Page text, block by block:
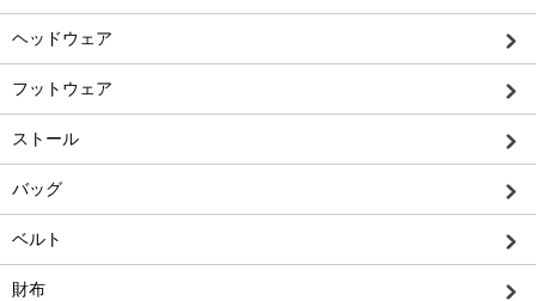
ヘッドウェア
フットウェア
ストール
バッグ
ベルト
財布